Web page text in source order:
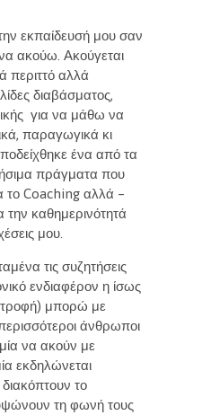
εκπαίδευσή μου σαν
ακούω. Ακούγεται
περιττό αλλά
διαβάσματος,
για να μάθω να
παραγωγικά κι
ένα από τα
πράγματα που
το Coaching αλλά –
την καθημερινότητά
μου.
τις συζητήσεις
ενδιαφέρον η ίσως
μπορώ με
άνθρωποι
να ακούν με
εκδηλώνεται
το
τη φωνή τους